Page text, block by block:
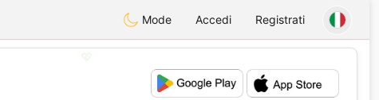
Mode Accedi Registrati